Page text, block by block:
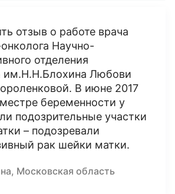
отзыв о работе врача
Научно-
отделения
им.Н.Н.Блохина Любови
В июне 2017
беременности у
подозрительные участки
– подозревали
рак шейки матки.
Московская область